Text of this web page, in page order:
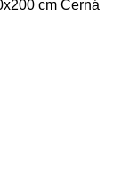
cm Černá